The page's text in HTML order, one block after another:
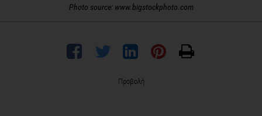
Photo source: www.bigstockphoto.com
Προβολή